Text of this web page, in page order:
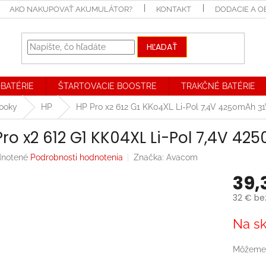
AKO NAKUPOVAŤ AKUMULÁTOR? KONTAKT DODACIE A
HĽADAŤ
ŠTARTOVACIE BOOSTRE TRAKČNÉ BATÉRIE
HP HP Pro x2 612 G1 KK04XL Li-Pol 7,4V 4250mAh
x2 612 G1 KK04XL Li-Pol 7,4V
Podrobnosti hodnotenia Značka: Avacom
32 €
cena:
Na